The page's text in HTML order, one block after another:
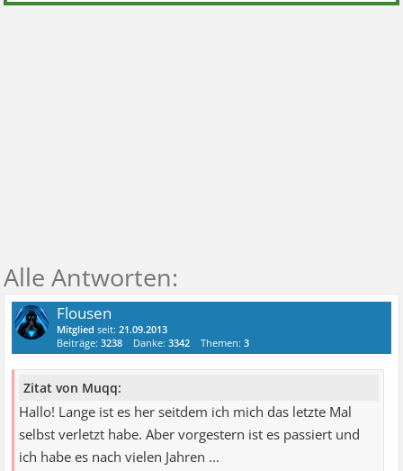
Flousen
Mitglied seit:21.09.2013
Beiträge:3238 Danke:3342 Themen:3
Zitat von Muqq:
Hallo! Lange ist es her seitdem ich mich das letzte Mal
selbst verletzt habe. Aber vorgestern ist es passiert und
ich habe es nach vielen Jahren ...